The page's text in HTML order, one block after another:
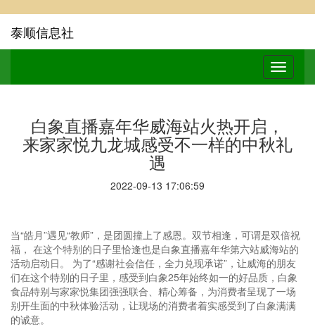
泰顺信息社
白象直播嘉年华威海站火热开启，
来家家悦九龙城感受不一样的中秋礼
遇
2022-09-13 17:06:59
当“皓月”遇见“教师”，是团圆撞上了感恩。双节相逢，可谓是双倍祝
福， 在这个特别的日子里恰逢也是白象直播嘉年华第六站威海站的
活动启动日。 为了“感谢社会信任，全力兑现承诺”，让威海的朋友
们在这个特别的日子里，感受到白象25年始终如一的好品质，白象
食品特别与家家悦集团强强联合、精心筹备，为消费者呈现了一场
别开生面的中秋体验活动，让现场的消费者着实感受到了白象满满
的诚意。